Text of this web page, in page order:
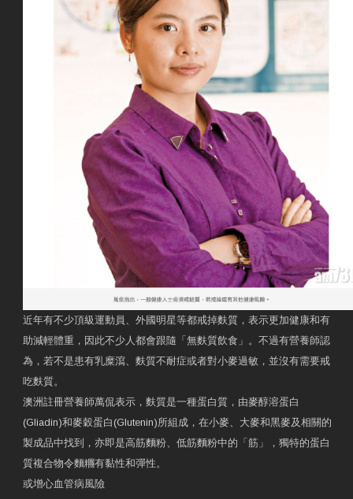
近年有不少頂級運動員、外國明星等都戒掉麩質，表示更加健康和有
助減輕體重，因此不少人都會跟隨「無麩質飲食」。不過有營養師認
為，若不是患有乳糜瀉、麩質不耐症或者對小麥過敏，並沒有需要戒
吃麩質。
澳洲註冊營養師萬侃表示，麩質是一種蛋白質，由麥醇溶蛋白
(Gliadin)和麥穀蛋白(Glutenin)所組成，在小麥、大麥和黑麥及相關的
製成品中找到，亦即是高筋麵粉、低筋麵粉中的「筋」，獨特的蛋白
質複合物令麵糰有黏性和彈性。
或增心血管病風險